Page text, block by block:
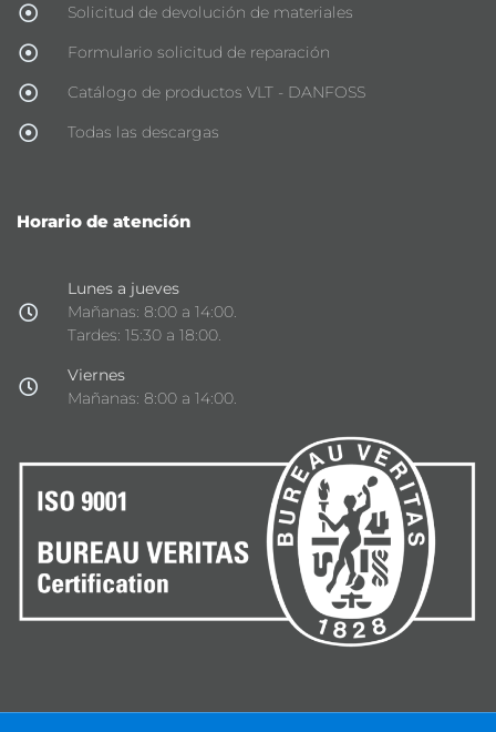
Solicitud de devolución de materiales
Formulario solicitud de reparación
Catálogo de productos VLT - DANFOSS
Todas las descargas
Horario de atención
Lunes a jueves
Mañanas: 8:00 a 14:00.
Tardes: 15:30 a 18:00.
Viernes
Mañanas: 8:00 a 14:00.